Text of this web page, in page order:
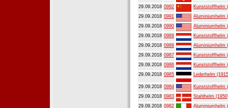
29.09.2018 0992
Kunststoffhelm
29.09.2018 0991
Aluminiumhelm
29.09.2018 0990
Aluminiumhelm
29.09.2018 0989
Kunststoffhelm
29.09.2018 0988
Aluminiumhelm
29.09.2018 0987
Kunststoffhelm
29.09.2018 0986
Kunststoffhelm
29.09.2018 0985 Lederhelm
29.09.2018 0984
Kunststoffhelm
29.09.2018 0983
Stahlhelm
29.09.2018 0982
Aluminiumhelm